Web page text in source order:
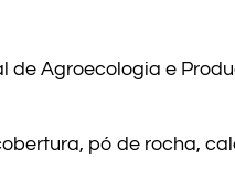
Agroecologia e
pó de rocha,